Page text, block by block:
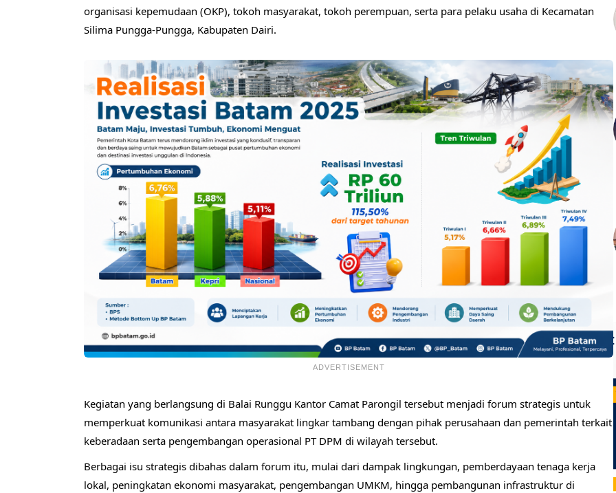
organisasi kepemudaan (OKP), tokoh masyarakat, tokoh perempuan, serta para pelaku usaha di Kecamatan
Silima Pungga-Pungga, Kabupaten Dairi.
ADVERTISEMENT
Kegiatan yang berlangsung di Balai Runggu Kantor Camat Parongil tersebut menjadi forum strategis untuk
memperkuat komunikasi antara masyarakat lingkar tambang dengan pihak perusahaan dan pemerintah terkait
keberadaan serta pengembangan operasional PT DPM di wilayah tersebut.
Berbagai isu strategis dibahas dalam forum itu, mulai dari dampak lingkungan, pemberdayaan tenaga kerja
lokal, peningkatan ekonomi masyarakat, pengembangan UMKM, hingga pembangunan infrastruktur di